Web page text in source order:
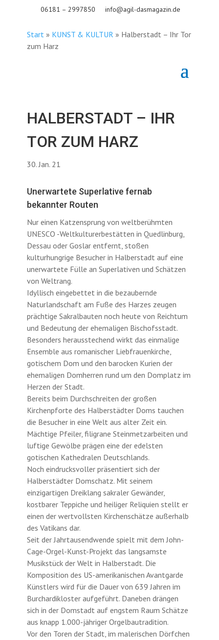
06181 – 2997850 info@agil-dasmagazin.de
Start» KUNST & KULTUR » Halberstadt – Ihr Tor
zum Harz
HALBERSTADT – IHR
TOR ZUM HARZ
30. Jan. 21
Unerwartete Superlative fernab
bekannter Routen
Nur einen Katzensprung von weltberühmten
UNESCO -Weltkulturerbestätten in Quedlinburg,
Dessau oder Goslar entfernt, stoßen
kulturhungrige Besucher in Halberstadt auf eine
unerwartete Fülle an Superlativen und Schätzen
von Weltrang.
Idyllisch eingebettet in die bezaubernde
Naturlandschaft am Fuße des Harzes zeugen
prächtige Sakralbauten noch heute von Reichtum
und Bedeutung der ehemaligen Bischofsstadt.
Besonders herausstechend wirkt das einmalige
Ensemble aus romanischer Liebfrauenkirche,
gotischem Dom und den barocken Kurien der
ehemaligen Domherren rund um den Domplatz im
Herzen der Stadt.
Bereits beim Durchschreiten der großen
Kirchenpforte des Halberstädter Doms tauchen
die Besucher in eine Welt aus alter Zeit ein.
Mächtige Pfeiler, filigrane Steinmetzarbeiten und
luftige Gewölbe prägen eine der edelsten
gotischen Kathedralen Deutschlands.
Noch eindrucksvoller präsentiert sich der
Halberstädter Domschatz. Mit seinem
einzigartigen Dreiklang sakraler Gewänder,
kostbarer Teppiche und heiliger Reliquien stellt er
einen der wertvollsten Kirchenschätze außerhalb
des Vatikans dar.
Seit der Jahrtausendwende spielt mit dem John-
Cage-Orgel-Kunst-Projekt das langsamste
Musikstück der Welt in Halberstadt. Die
Komposition des US-amerikanischen Avantgarde
Künstlers wird für die Dauer von 639 Jahren im
Burchardikloster aufgeführt. Daneben drängen
sich in der Domstadt auf engstem Raum Schätze
aus knapp 1.000-jähriger Orgelbautradition.
Vor den Toren der Stadt, im malerischen Dörfchen